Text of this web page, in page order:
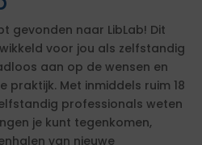
gevonden naar LibLab! Dit
voor jou als zelfstandig
aan op de wensen en
praktijk. Met inmiddels ruim 18
professionals weten
je kunt tegenkomen,
van nieuwe